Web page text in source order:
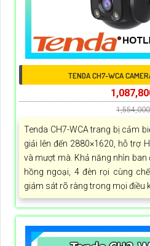
TENDA CH7-WCA
Tenda CH7-WCA trang bị cảm
giải lên đến 2880×1620, hỗ trợ
và mượt mà. Khả năng nhìn
hồng ngoại, 4 đèn rọi cùng
giám sát rõ ràng trong mọi điều